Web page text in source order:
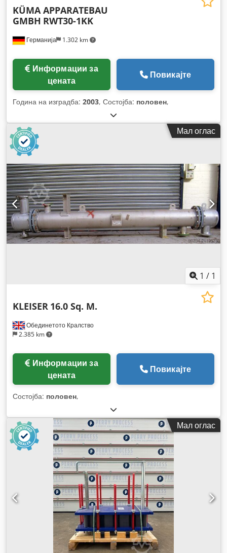
Германија 1.302 km
KÜMA APPARATEBAU
GMBH RWT30-1KK
цената
Повикајте
Година на изградба: 2003, Состојба: половен,
Мал оглас
1 / 1
Обединетото Кралство
2.385 km
KLEISER 16.0 Sq. M.
цената
Повикајте
Состојба: половен,
Мал оглас